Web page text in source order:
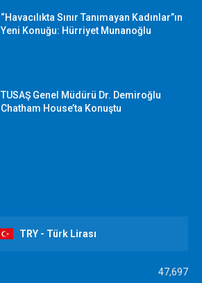
“Havacılıkta Sınır Tanımayan Kadınlar”ın
Yeni Konuğu: Hürriyet Munanoğlu
TUSAŞ Genel Müdürü Dr. Demiroğlu
Chatham House’ta Konuştu
TRY - Türk Lirası
47,697